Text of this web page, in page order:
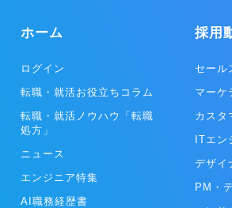
ホーム
ログイン
転職・就活お役立ちコラム
転職・就活ノウハウ「転職
処方」
ニュース
エンジニア特集
AI職務経歴書
採用
セール
マーケ
カスタ
ITエン
デザイ
PM・